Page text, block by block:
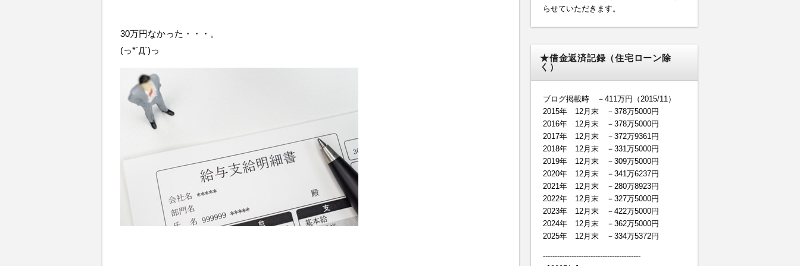
30万円なかった・・・。
(っ*´Д`)っ
らせていただきます。
★借金返済記録（住宅ローン除
く）
ブログ掲載時 －411万円（2015/11）
2015年 12月末 －378万5000円
2016年 12月末 －378万5000円
2017年 12月末 －372万9361円
2018年 12月末 －331万5000円
2019年 12月末 －309万5000円
2020年 12月末 －341万6237円
2021年 12月末 －280万8923円
2022年 12月末 －327万5000円
2023年 12月末 －422万5000円
2024年 12月末 －362万5000円
2025年 12月末 －334万5372円
-----------------------------------------